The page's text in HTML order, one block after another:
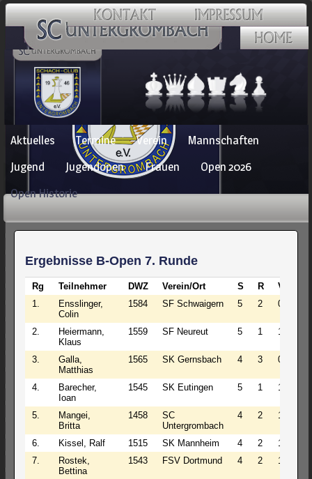
Navigation
überspringen
Aktuelles Termine Verein
Mannschaften
Jugend
Jugendopen Frauen
Open 2026
Open Historie
Ergebnisse B-Open 7. Runde
Rg Teilnehmer DWZ Verein/Ort S R V
1.
Ensslinger,
Colin
1584 SF Schwaigern 5 2 0
2.
Heiermann,
Klaus
1559 SF Neureut 5 1 1
3.
Galla,
Matthias
1565 SK Gernsbach 4 3 0
4.
Barecher,
Ioan
1545 SK Eutingen 5 1 1
5.
Mangei,
Britta
1458
SC
Untergrombach
4 2 1
6. Kissel, Ralf 1515 SK Mannheim 4 2 1
7.
Rostek,
Bettina
1543 FSV Dortmund 4 2 1